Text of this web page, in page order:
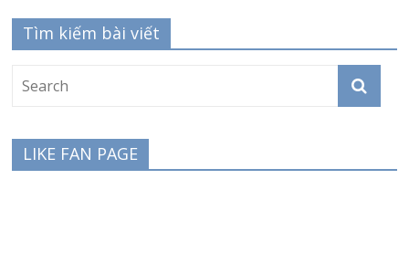
Tìm kiếm bài viết
LIKE FAN PAGE